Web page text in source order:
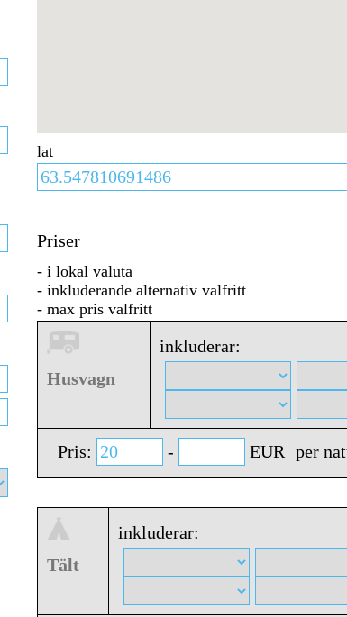
lat
Priser
- i lokal valuta
- inkluderande alternativ valfritt
- max pris valfritt
Husvagn
inkluderar:
Pris: - EUR per
Tält
inkluderar: